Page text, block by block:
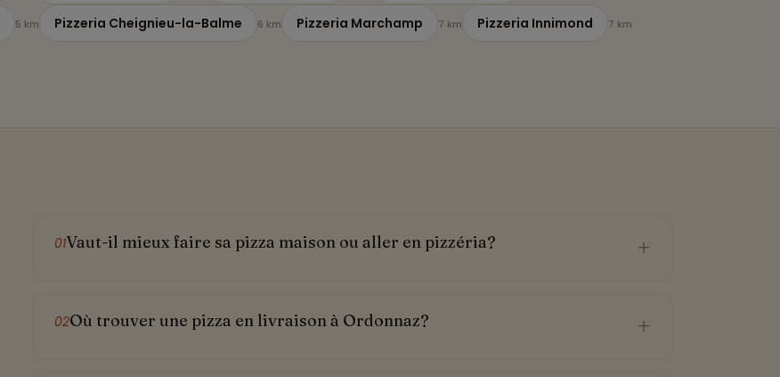
5 km Pizzeria Cheignieu-la-Balme 6 km Pizzeria Marchamp 7 km Pizzeria Innimond 7 km
01Vaut-il mieux faire sa pizza maison ou aller en pizzéria? +
02Où trouver une pizza en livraison à Ordonnaz? +